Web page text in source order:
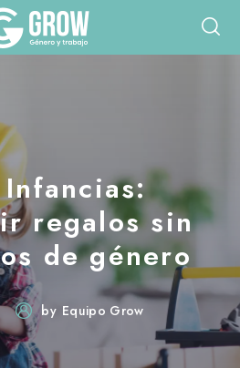
regalos sin
de género
by Equipo Grow